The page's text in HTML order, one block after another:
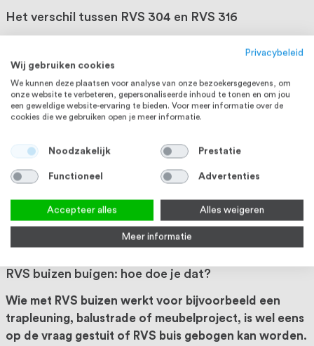
Het verschil tussen RVS 304 en RVS 316
project? RVS verdelen we grofweg onder in twee
soorten: RVS304 en RVS316. Een veel voorkomende
vraag is wat...
RVS buizen buigen: hoe doe je dat?
Wie met RVS buizen werkt voor bijvoorbeeld een
trapleuning, balustrade of meubelproject, is wel eens
op de vraag gestuit of RVS buis gebogen kan worden.
Privacybeleid
Wij gebruiken cookies
We kunnen deze plaatsen voor analyse van onze bezoekersgegevens, om
onze website te verbeteren, gepersonaliseerde inhoud te tonen en om jou
een geweldige website-ervaring te bieden. Voor meer informatie over de
cookies die we gebruiken open je meer informatie.
Noodzakelijk Prestatie
Functioneel Advertenties
Accepteer alles Alles weigeren
Meer informatie